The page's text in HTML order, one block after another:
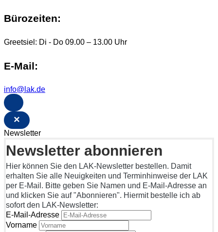
Bürozeiten:
Greetsiel: Di - Do 09.00 – 13.00 Uhr
E-Mail:
info@lak.de
×
Newsletter
Newsletter abonnieren
Hier können Sie den LAK-Newsletter bestellen. Damit
erhalten Sie alle Neuigkeiten und Terminhinweise der LAK
per E-Mail. Bitte geben Sie Namen und E-Mail-Adresse an
und klicken Sie auf "Abonnieren". Hiermit bestelle ich ab
sofort den LAK-Newsletter:
E-Mail-Adresse
Vorname